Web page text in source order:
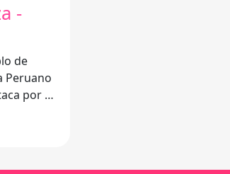
-
de
por su